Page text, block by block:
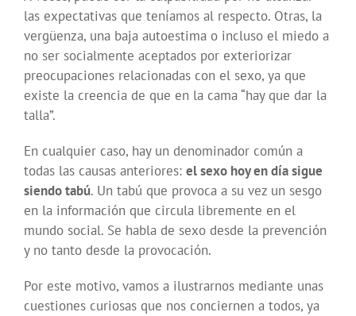
las expectativas que teníamos al respecto. Otras, la
vergüenza, una baja autoestima o incluso el miedo a
no ser socialmente aceptados por exteriorizar
preocupaciones relacionadas con el sexo, ya que
existe la creencia de que en la cama “hay que dar la
talla”.
En cualquier caso, hay un denominador común a
todas las causas anteriores: el sexo hoy en día sigue
siendo tabú. Un tabú que provoca a su vez un sesgo
en la información que circula libremente en el
mundo social. Se habla de sexo desde la prevención
y no tanto desde la provocación.
Por este motivo, vamos a ilustrarnos mediante unas
cuestiones curiosas que nos conciernen a todos, ya